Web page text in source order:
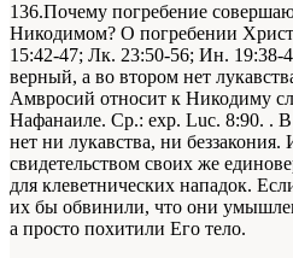
136.Почему погребение
Никодимом? О погребении
15:42-47; Лк. 23:50-56; Ин. 19:38-
верный, а во втором нет
Амвросий относит к Никодиму
Нафанаиле. Ср.: exp. Luc. 8:90. .
нет ни лукавства, ни
свидетельством своих же
для клеветнических нападок.
их бы обвинили, что они
а просто похитили Его тело.